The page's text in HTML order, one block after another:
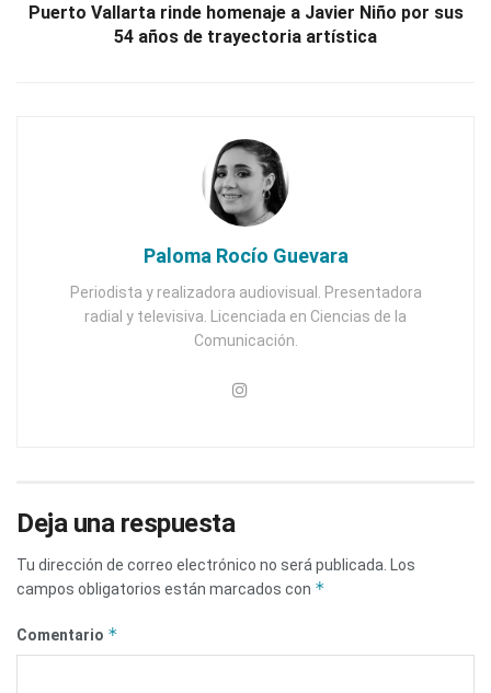
Puerto Vallarta rinde homenaje a Javier Niño por sus
54 años de trayectoria artística
Paloma Rocío Guevara
Periodista y realizadora audiovisual. Presentadora
radial y televisiva. Licenciada en Ciencias de la
Comunicación.
Deja una respuesta
Tu dirección de correo electrónico no será publicada.
Los
campos obligatorios están marcados con *
Comentario *